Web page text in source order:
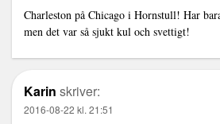
Charleston på Chicago i Hornstull! Har
men det var så sjukt kul och svettigt!
Karin skriver:
2016-08-22 kl. 21:51